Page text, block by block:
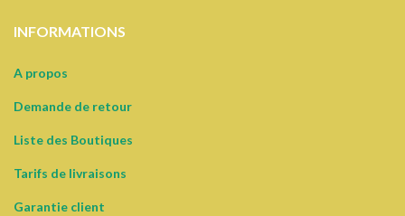
INFORMATIONS
A propos
Demande de retour
Liste des Boutiques
Tarifs de livraisons
Garantie client